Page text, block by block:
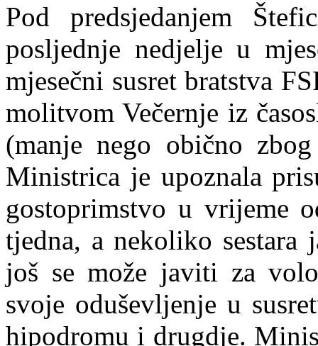
Pod predsjedanjem
posljednje nedjelje u
mjesečni susret bratstva
molitvom Večernje iz
(manje nego obično
Ministrica je upoznala
gostoprimstvo u vrijeme
tjedna, a nekoliko
još se može javiti za
svoje oduševljenje u
hipodromu i drugdje.